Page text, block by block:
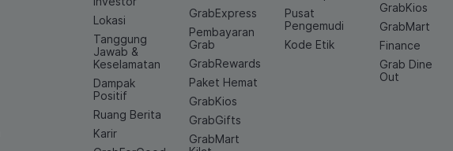
Lokasi
Tanggung
Jawab &
Keselamatan
Dampak
Positif
Ruang Berita
Karir
GrabExpress
Pembayaran
Grab
GrabRewards
Paket Hemat
GrabKios
GrabGifts
GrabMart
Pusat
Pengemudi
Kode Etik
GrabKios
GrabMart
Finance
Grab Dine
Out